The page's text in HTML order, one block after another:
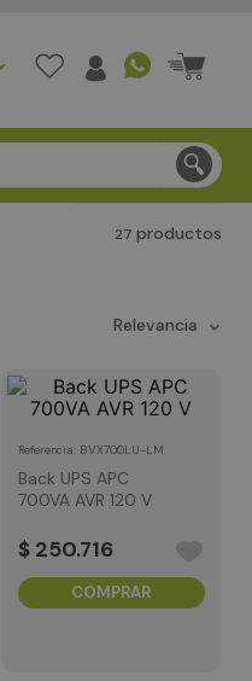
Bogotá en menos de 3
27productos
relevancia
Referencia BVX700LU-LM
Back UPS APC
700VA AVR 120 V
$ 250.716
COMPRAR